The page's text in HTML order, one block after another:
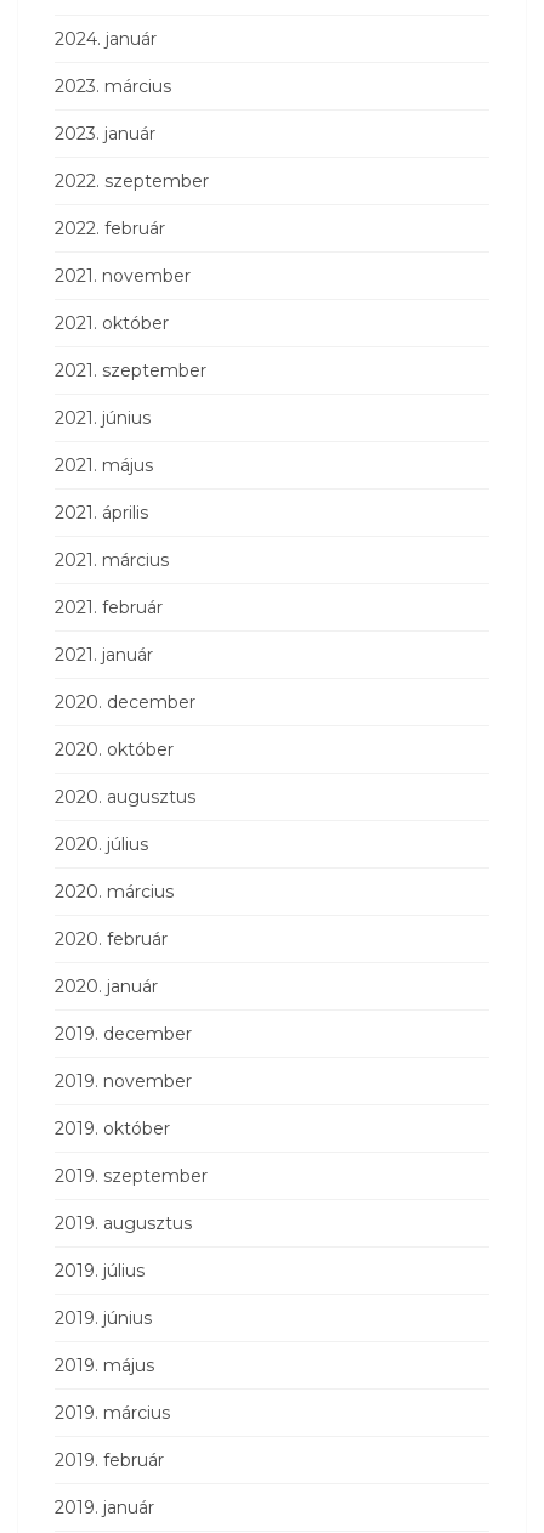
2024. január
2023. március
2023. január
2022. szeptember
2022. február
2021. november
2021. október
2021. szeptember
2021. június
2021. május
2021. április
2021. március
2021. február
2021. január
2020. december
2020. október
2020. augusztus
2020. július
2020. március
2020. február
2020. január
2019. december
2019. november
2019. október
2019. szeptember
2019. augusztus
2019. július
2019. június
2019. május
2019. március
2019. február
2019. január